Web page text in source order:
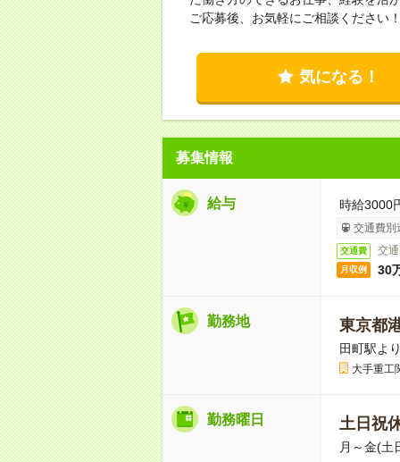
ご応募後、お気軽にご相談ください
気になる！
募集情報
給与 時給3000
交通費別
交通費 交
月収例 30
勤務地 東京都
田町駅よ
大手重工
勤務曜日 土日祝
月～金(土